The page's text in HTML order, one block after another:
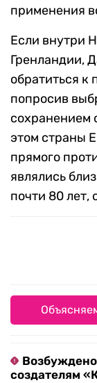
применения
Если внутри
Гренландии,
обратиться к
попросив
сохранением
этом страны
прямого
являлись
почти 80 лет,
Возбуждено
создателям